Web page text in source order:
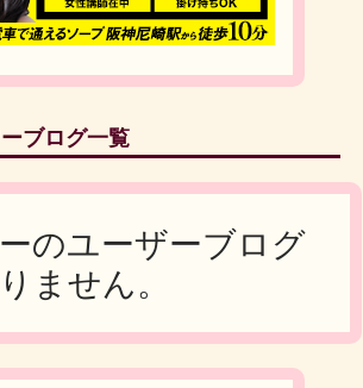
ブログ一覧
のユーザーブログ
ません。